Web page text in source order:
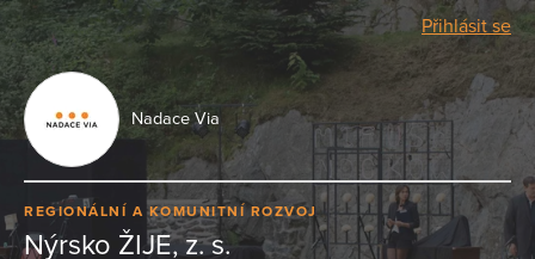
Přihlásit se
Nadace Via
REGIONÁLNÍ A KOMUNITNÍ ROZVOJ
Nýrsko ŽIJE, z. s.